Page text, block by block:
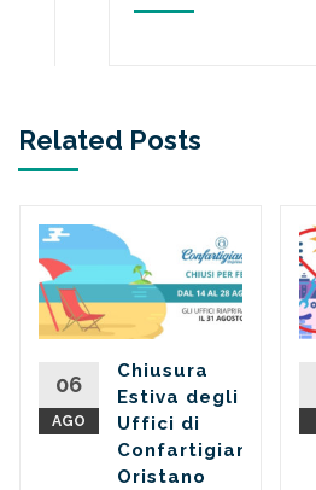
Related Posts
06
AGO
Chiusura
Estiva degli
Uffici di
Confartigianato
Oristano